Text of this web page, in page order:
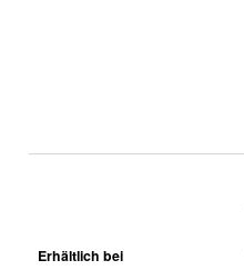
Erhältlich bei